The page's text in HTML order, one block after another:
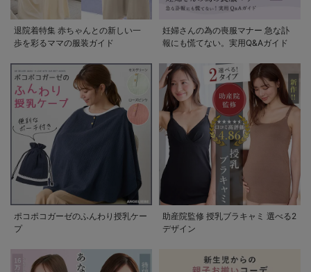
退院着特集 赤ちゃんとの新しい一
歩を彩るママの服装ガイド
妊婦さんの為の喪服マナー 急な訃
報にも慌てない。実用Q&Aガイド
ポコポコガーゼのふんわり授乳ケー
プ
助産院監修 授乳ブラキャミ 選べる2
デザイン